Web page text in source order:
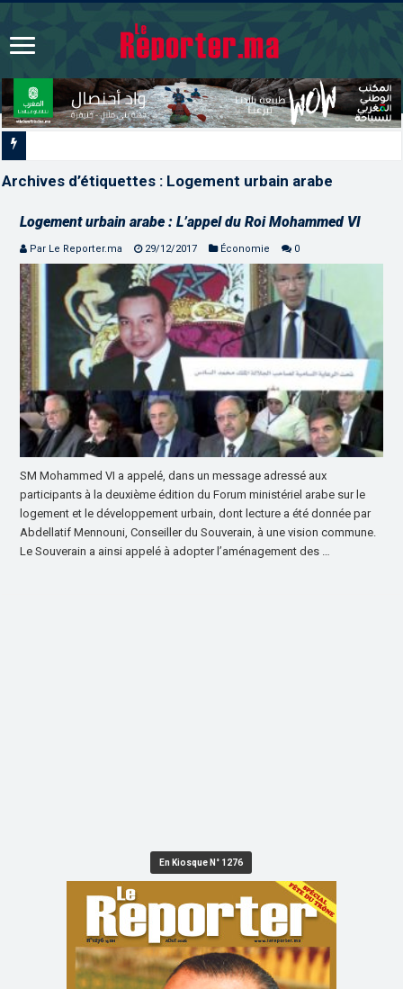
Archives d’étiquettes : Logement urbain arabe
Logement urbain arabe : L’appel du Roi Mohammed VI
Par Le Reporter.ma 29/12/2017 Économie 0
SM Mohammed VI a appelé, dans un message adressé aux
participants à la deuxième édition du Forum ministériel arabe sur le
logement et le développement urbain, dont lecture a été donnée par
Abdellatif Mennouni, Conseiller du Souverain, à une vision commune.
Le Souverain a ainsi appelé à adopter l’aménagement des …
En Kiosque N° 1276